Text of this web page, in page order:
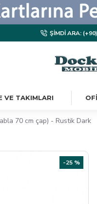
ŞIMDI ARA:
VE TAKIMLARI
70 cm çap) - Rustik Dark
-25 %